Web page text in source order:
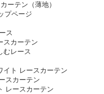
ーテン（薄地）
プページ
ス
スカーテン
むレース
イト レースカーテン
スカーテン
レースカーテン